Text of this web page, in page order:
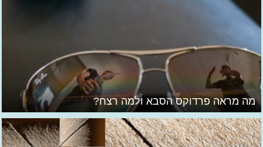
מה מראה פרדוקס הסבא ולמה רצח?